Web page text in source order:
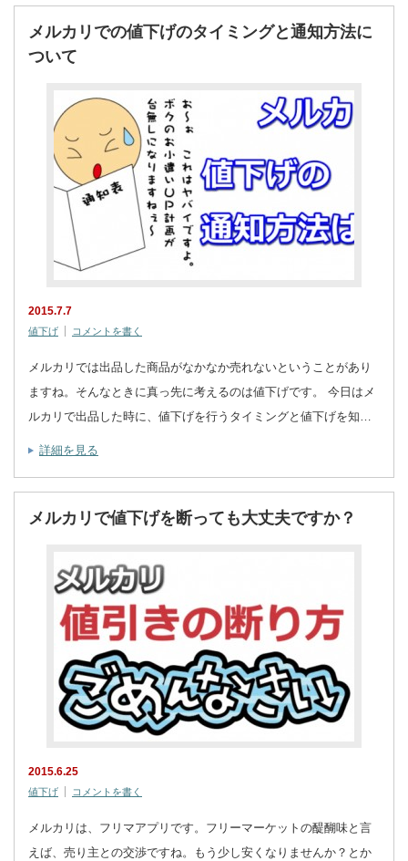
メルカリでの値下げのタイミングと通知方法に
ついて
2015.7.7
値下げ コメントを書く
メルカリでは出品した商品がなかなか売れないということがあり
ますね。そんなときに真っ先に考えるのは値下げです。 今日はメ
ルカリで出品した時に、値下げを行うタイミングと値下げを知…
詳細を見る
メルカリで値下げを断っても大丈夫ですか？
2015.6.25
値下げ コメントを書く
メルカリは、フリマアプリです。フリーマーケットの醍醐味と言
えば、売り主との交渉ですね。もう少し安くなりませんか？とか